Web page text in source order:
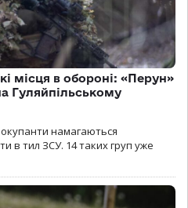
місця в обороні: «Перун»
Гуляйпільському
намагаються
в тил ЗСУ. 14 таких груп уже